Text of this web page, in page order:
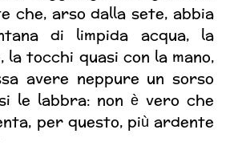
che, arso dalla sete, abbia
di limpida acqua, la
tocchi quasi con la mano,
avere neppure un sorso
le labbra: non è vero che
per questo, più ardente